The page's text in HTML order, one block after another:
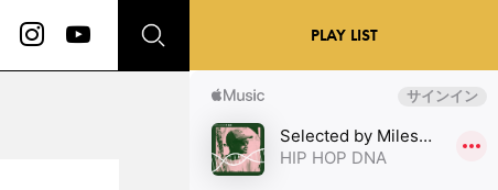
PLAY LIST